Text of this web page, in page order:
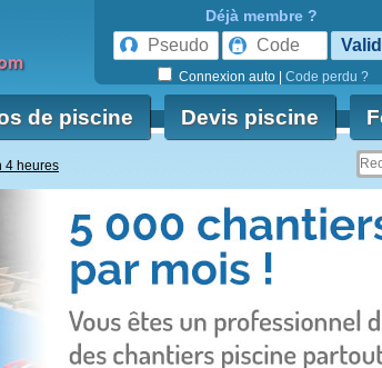
Déjà membre ?
Connexion auto Code perdu ?
de piscine Devis piscine
4 heures